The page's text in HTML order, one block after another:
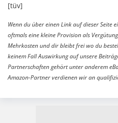
[tüv]
Wenn du über einen Link auf dieser Seite
oftmals eine kleine Provision als
Mehrkosten und dir bleibt frei wo du
keinem Fall Auswirkung auf unsere
Partnerschaften gehört unter anderem
Amazon-Partner verdienen wir an